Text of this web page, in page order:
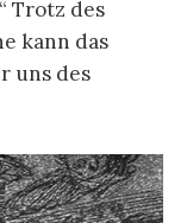
Ausbruch
erwähnen. Die
von einer
Wissen der
dem Begriff
folgenlos.